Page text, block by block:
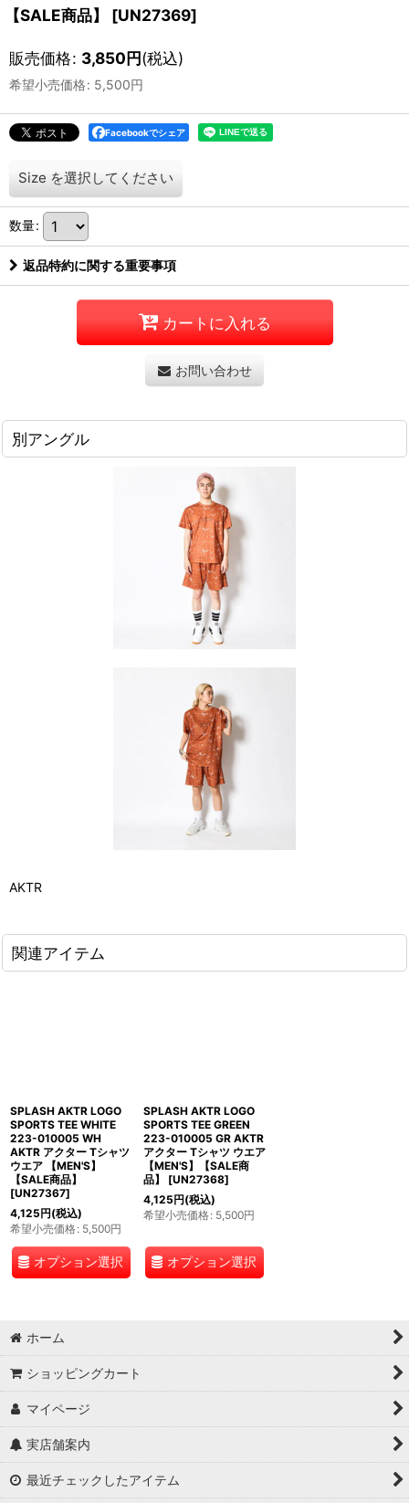
【SALE商品】
[UN27369]
販売価格: 3,850円(税込)
希望小売価格: 5,500円
Facebookでシェア
Size を選択してください
数量:
返品特約に関する重要事項
カートに入れる
お問い合わせ
別アングル
AKTR
関連アイテム
SPLASH AKTR LOGO
SPORTS TEE WHITE
223-010005 WH
AKTR アクター Tシャツ
ウエア 【MEN'S】
【SALE商品】
[UN27367]
4,125円(税込)
希望小売価格: 5,500円
オプション選択
SPLASH AKTR LOGO
SPORTS TEE GREEN
223-010005 GR AKTR
アクター Tシャツ ウエア
【MEN'S】【SALE商
品】
[UN27368]
4,125円(税込)
希望小売価格: 5,500円
オプション選択
ホーム
ショッピングカート
マイページ
実店舗案内
最近チェックしたアイテム